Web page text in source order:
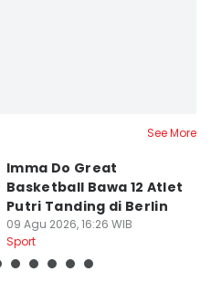
See More
Imma Do Great
Basketball Bawa 12 Atlet
Putri Tanding di Berlin
09 Agu 2026, 16:26 WIB
Sport